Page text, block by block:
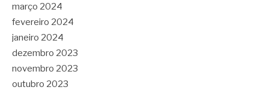
março 2024
fevereiro 2024
janeiro 2024
dezembro 2023
novembro 2023
outubro 2023